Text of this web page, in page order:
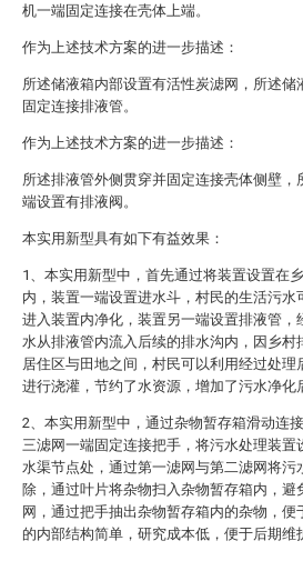
机一端固定连接在壳体上端。
作为上述技术方案的进一步描述：
所述储液箱内部设置有活性炭滤网，所述储
固定连接排液管。
作为上述技术方案的进一步描述：
所述排液管外侧贯穿并固定连接壳体侧壁，
端设置有排液阀。
本实用新型具有如下有益效果：
1、本实用新型中，首先通过将装置设置在
内，装置一端设置进水斗，村民的生活污水
进入装置内净化，装置另一端设置排液管，
水从排液管内流入后续的排水沟内，因乡村
居住区与田地之间，村民可以利用经过处理
进行浇灌，节约了水资源，增加了污水净化
2、本实用新型中，通过杂物暂存箱滑动连
三滤网一端固定连接把手，将污水处理装置
水渠节点处，通过第一滤网与第二滤网将污
除，通过叶片将杂物扫入杂物暂存箱内，避
网，通过把手抽出杂物暂存箱内的杂物，便
的内部结构简单，研究成本低，便于后期维